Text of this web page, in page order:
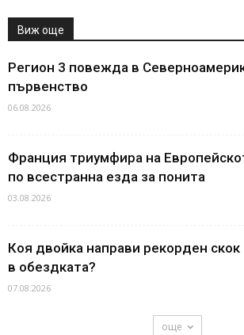
Виж още
Регион 3 повежда в
първенство
06.08.2026
Франция триумфира на
по всестранна езда за понита
03.08.2026
Коя двойка направи рекорден
в обездката?
07.08.2026
още